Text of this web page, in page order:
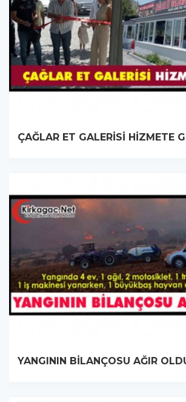
ÇAĞLAR ET GALERİSİ HİZMETE
YANGININ BİLANÇOSU AĞIR